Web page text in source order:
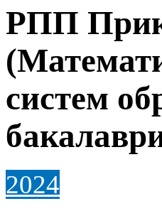
РПП
систем
2024